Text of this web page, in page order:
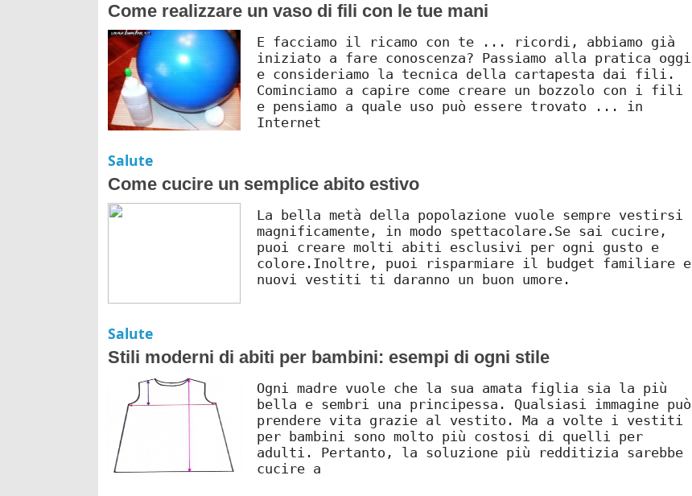
Come realizzare un vaso di fili con le tue mani
E facciamo il ricamo con te ... ricordi, abbiamo già
iniziato a fare conoscenza? Passiamo alla pratica oggi
e consideriamo la tecnica della cartapesta dai fili.
Cominciamo a capire come creare un bozzolo con i fili
e pensiamo a quale uso può essere trovato ... in
Internet
Salute
Come cucire un semplice abito estivo
La bella metà della popolazione vuole sempre vestirsi
magnificamente, in modo spettacolare.Se sai cucire,
puoi creare molti abiti esclusivi per ogni gusto e
colore.Inoltre, puoi risparmiare il budget familiare e
nuovi vestiti ti daranno un buon umore.
Salute
Stili moderni di abiti per bambini: esempi di ogni stile
Ogni madre vuole che la sua amata figlia sia la più
bella e sembri una principessa. Qualsiasi immagine può
prendere vita grazie al vestito. Ma a volte i vestiti
per bambini sono molto più costosi di quelli per
adulti. Pertanto, la soluzione più redditizia sarebbe
cucire a